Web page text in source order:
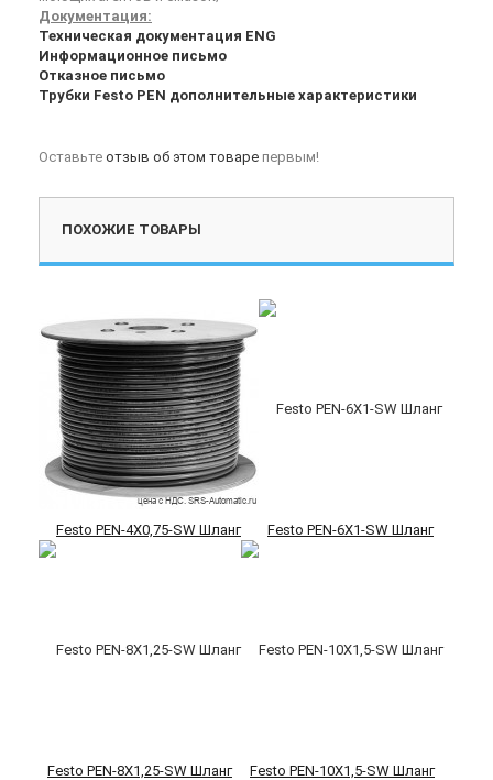
Документация:
Техническая документация ENG
Информационное письмо
Отказное письмо
Трубки Festo PEN дополнительные характеристики
Оставьте отзыв об этом товаре первым!
ПОХОЖИЕ ТОВАРЫ
Festo PEN-4X0,75-SW Шланг Festo PEN-6X1-SW Шланг
Festo PEN-8X1,25-SW Шланг Festo PEN-10X1,5-SW Шланг